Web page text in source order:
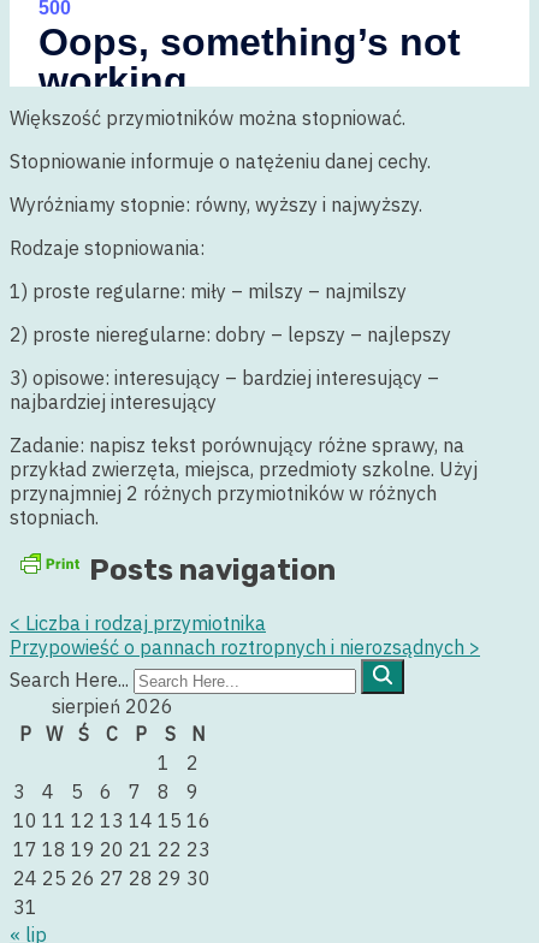
Większość przymiotników można stopniować.
Stopniowanie informuje o natężeniu danej cechy.
Wyróżniamy stopnie: równy, wyższy i najwyższy.
Rodzaje stopniowania:
1) proste regularne: miły – milszy – najmilszy
2) proste nieregularne: dobry – lepszy – najlepszy
3) opisowe: interesujący – bardziej interesujący –
najbardziej interesujący
Zadanie: napisz tekst porównujący różne sprawy, na
przykład zwierzęta, miejsca, przedmioty szkolne. Użyj
przynajmniej 2 różnych przymiotników w różnych
stopniach.
Posts navigation
< Liczba i rodzaj przymiotnika
Przypowieść o pannach roztropnych i nierozsądnych >
Search Here...
sierpień 2026
P W Ś C P S
N
1
2
3
4 5 6 7 8
9
10 11 12 13 14 15 16
17 18 19 20 21 22 23
24 25 26 27 28 29 30
31
« lip